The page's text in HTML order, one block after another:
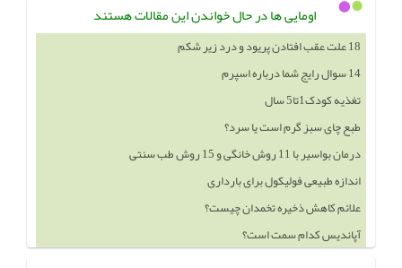
اومایی ها در حال خواندن این مقالات هستند
18 علت عقب افتادن پریود و درد زیر شکم
14 سوال رایج شما درباره اسپرم
تغذیه کودک1تا5 سال
طبع چای سبز گرم است یا سرد؟
درمان بواسیر با 11 روش خانگی و 15 روش طب سنتی
اندازه طبیعی فولیکول برای بارداری
علائم کاهش ذخیره تخمدان چیست؟
آپاندیس کدام سمت است؟